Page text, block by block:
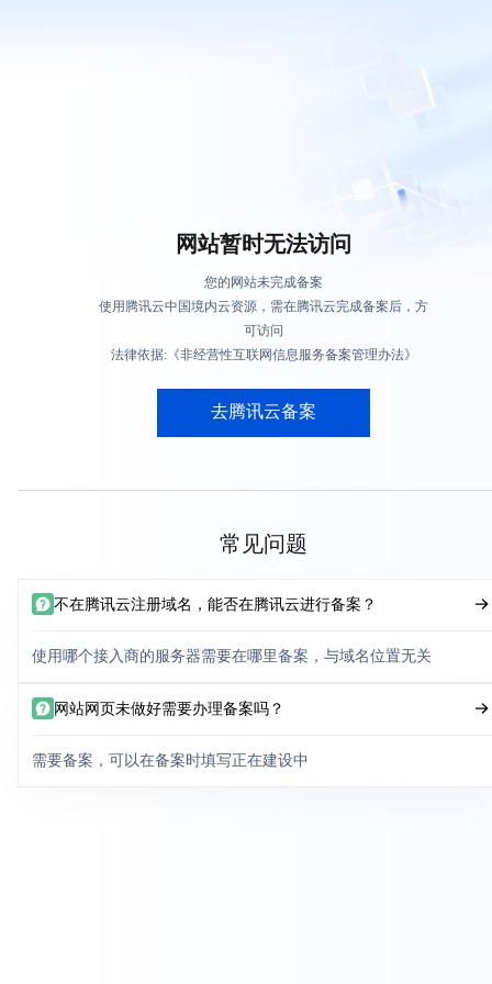
网站暂时无法访问
您的网站未完成备案
使用腾讯云中国境内云资源，需在腾讯云完成备案后，方
可访问
法律依据:《非经营性互联网信息服务备案管理办法》
去腾讯云备案
常见问题
不在腾讯云注册域名，能否在腾讯云进行备案？
使用哪个接入商的服务器需要在哪里备案，与域名位置无关
网站网页未做好需要办理备案吗？
需要备案，可以在备案时填写正在建设中